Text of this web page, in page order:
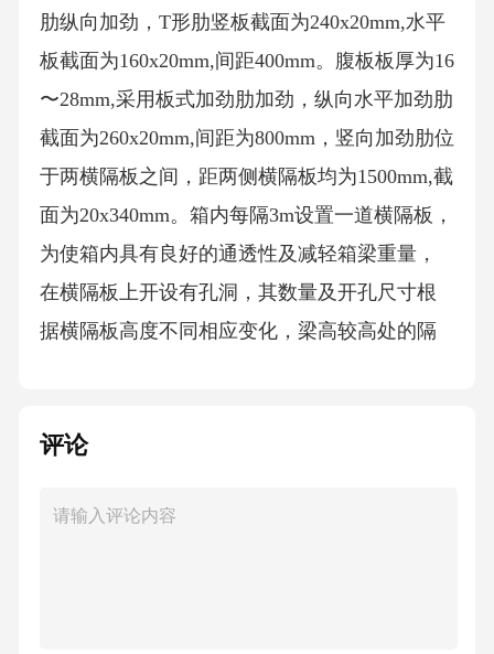
肋纵向加劲，T形肋竖板截面为240x20mm,水平
板截面为160x20mm,间距400mm。腹板板厚为16
〜28mm,采用板式加劲肋加劲，纵向水平加劲肋
截面为260x20mm,间距为800mm，竖向加劲肋位
于两横隔板之间，距两侧横隔板均为1500mm,截
面为20x340mm。箱内每隔3m设置一道横隔板，
为使箱内具有良好的通透性及减轻箱梁重量，
在横隔板上开设有孔洞，其数量及开孔尺寸根
据横隔板高度不同相应变化，梁高较高处的隔
中支承横隔板板厚40mm,均采用板式加劲肋对其
宽度为2.75m,根部高度为1.2m,顶板采用U形加劲
评论